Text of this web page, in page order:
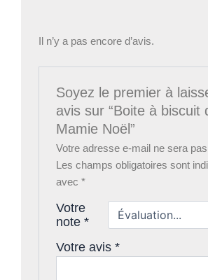
Il n’y a pas encore d’avis.
Soyez le premier à
avis sur “Boite à biscuit
Mamie Noël”
Votre adresse e-mail ne sera
Les champs obligatoires sont
avec*
Votre
note*
Votre avis*